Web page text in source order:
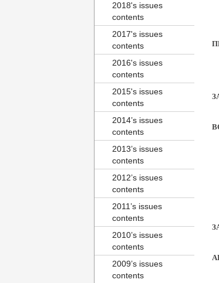
2018's issues
contents
2017's issues
contents
2016's issues
contents
2015's issues
contents
2014’s issues
contents
2013’s issues
contents
2012’s issues
contents
2011’s issues
contents
2010’s issues
contents
2009’s issues
contents